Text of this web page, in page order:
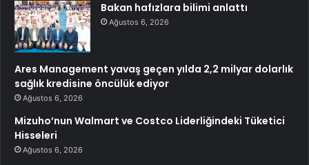
Bakan hafızlara bilimi anlattı
Ağustos 6, 2026
Ares Management yavaş geçen yılda 2,2 milyar dolarlık
sağlık kredisine öncülük ediyor
Ağustos 6, 2026
Mizuho’nun Walmart ve Costco Liderliğindeki Tüketici
Hisseleri
Ağustos 6, 2026